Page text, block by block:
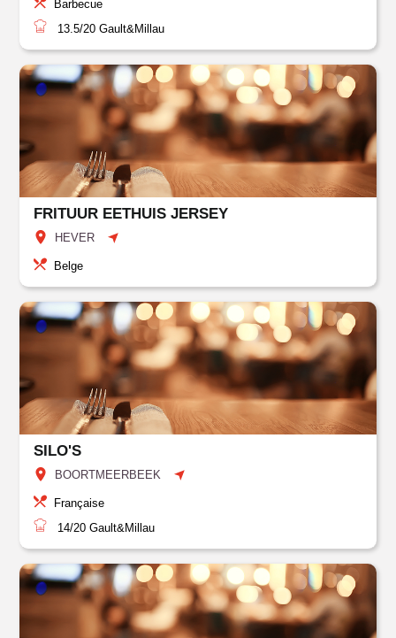
Barbecue
13.5/20 Gault&Millau
FRITUUR EETHUIS JERSEY
HEVER
Belge
SILO'S
BOORTMEERBEEK
Française
14/20 Gault&Millau